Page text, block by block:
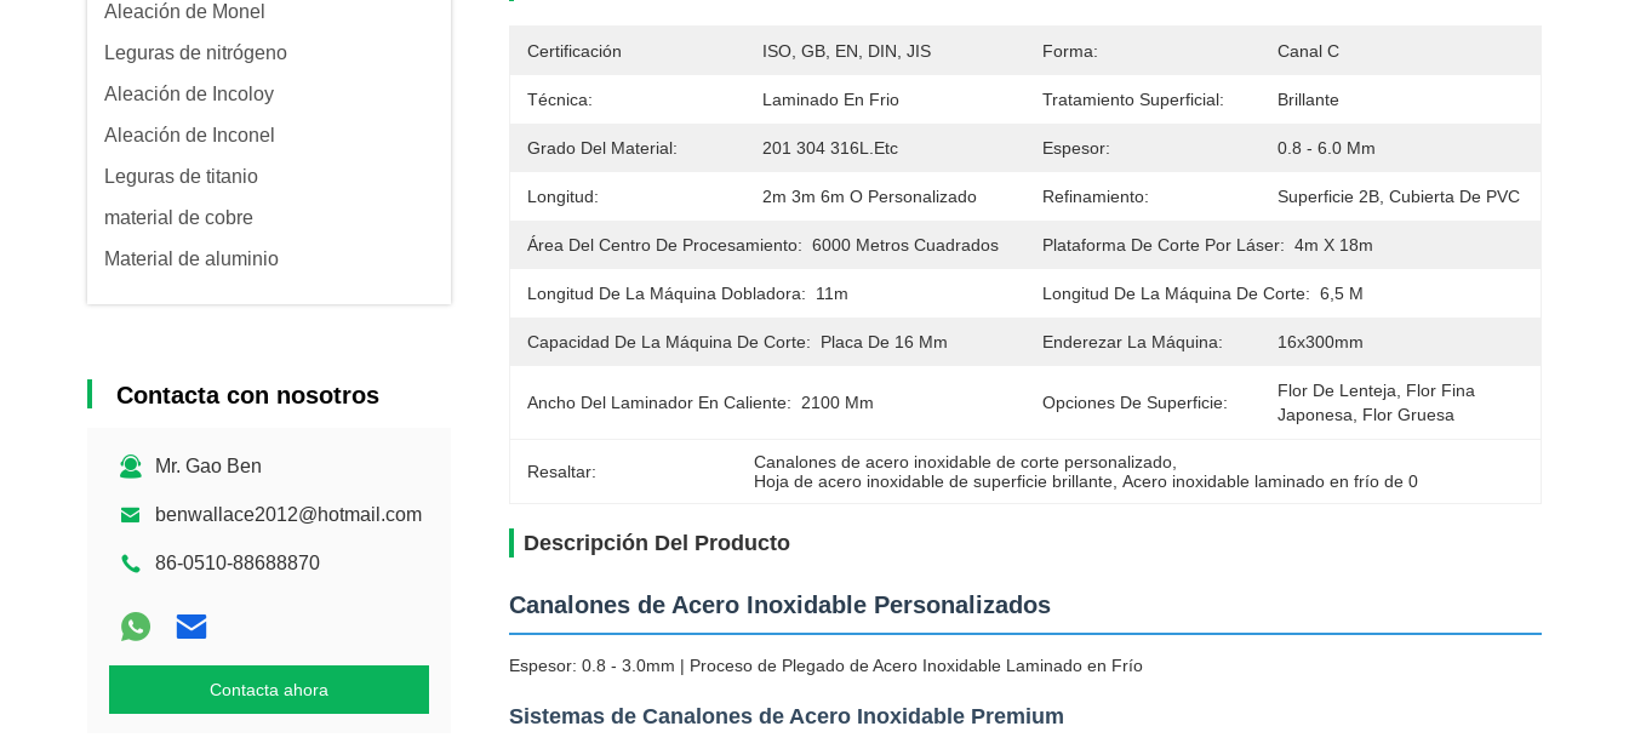
Aleación de Monel
Leguras de nitrógeno
Aleación de Incoloy
Aleación de Inconel
Leguras de titanio
material de cobre
Material de aluminio
Contacta con nosotros
Mr. Gao Ben
benwallace2012@hotmail.com
86-0510-88688870
Contacta ahora
Certificación ISO, GB, EN, DIN, JIS Forma: Canal C
Técnica: Laminado En Frio Tratamiento Superficial: Brillante
Grado Del Material: 201 304 316L.etc Espesor: 0.8 - 6.0 Mm
Longitud: 2m 3m 6m O Personalizado Refinamiento: Superficie 2B, Cubierta De PVC
Área Del Centro De Procesamiento: 6000 Metros Cuadrados Plataforma De Corte Por Láser: 4m X 18m
Longitud De La Máquina Dobladora: 11m Longitud De La Máquina De Corte: 6,5 M
Capacidad De La Máquina De Corte: Placa De 16 Mm Enderezar La Máquina: 16x300mm
Ancho Del Laminador En Caliente: 2100 Mm Opciones De Superficie:
Flor De Lenteja, Flor Fina
Japonesa, Flor Gruesa
Resaltar: Canalones de acero inoxidable de corte personalizado
Hoja de acero inoxidable de superficie brillante , Acero inoxidable laminado en frío de 0
Descripción Del Producto
Canalones de Acero Inoxidable Personalizados
Espesor: 0.8 - 3.0mm | Proceso de Plegado de Acero Inoxidable Laminado en Frío
Sistemas de Canalones de Acero Inoxidable Premium